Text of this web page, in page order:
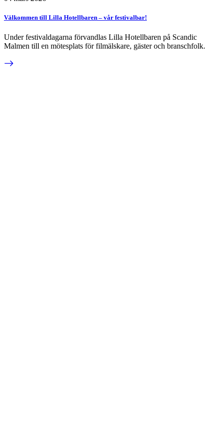
Välkommen till Lilla Hotellbaren – vår festivalbar!
Under festivaldagarna förvandlas Lilla Hotellbaren på Scandic
Malmen till en mötesplats för filmälskare, gäster och branschfolk.